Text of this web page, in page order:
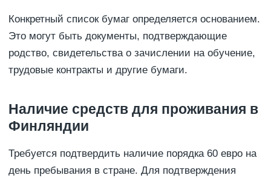
Конкретный список бумаг определяется основанием.
Это могут быть документы, подтверждающие
родство, свидетельства о зачислении на обучение,
трудовые контракты и другие бумаги.
Наличие средств для проживания в
Финляндии
Требуется подтвердить наличие порядка 60 евро на
день пребывания в стране. Для подтверждения